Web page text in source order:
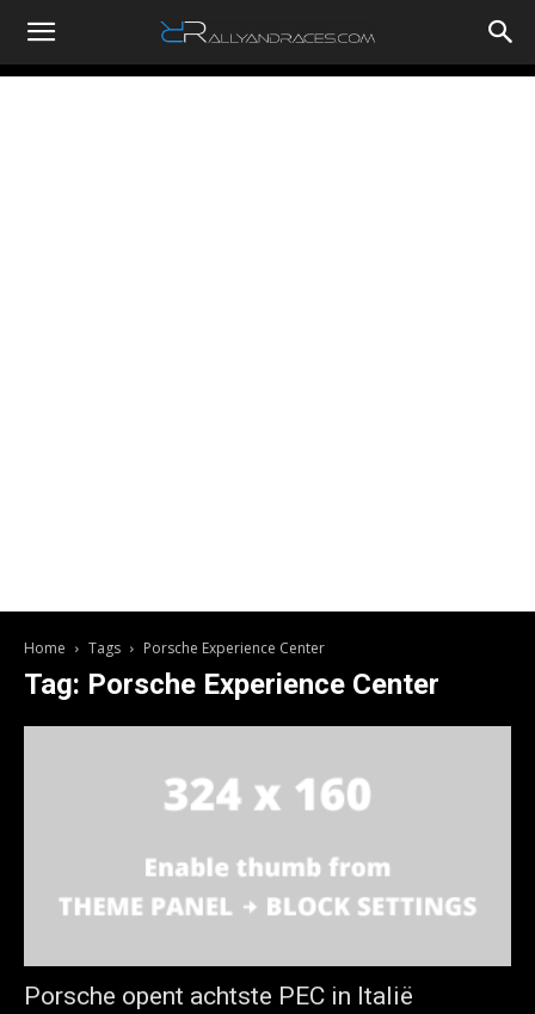
RallyandRaces.com
Home Tags Porsche Experience Center
Tag: Porsche Experience Center
Porsche opent achtste PEC in Italië